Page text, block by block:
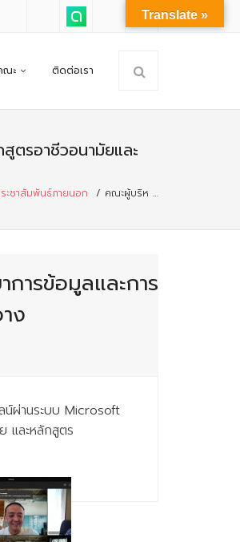
ณะ ติดต่อเรา
ตรอาชีวอนามัยและ
ะชาสัมพันธ์ภายนอก / คณะผู้บริห …
ารข้อมูลและการ
ง
น์ผ่านระบบ Microsoft
และหลักสูตร
Translate »